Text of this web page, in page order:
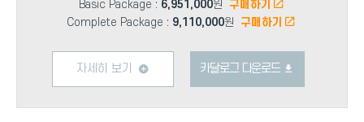
Basic Package : 6,951,000원 구매하기
Complete Package : 9,110,000원 구매하기
자세히 보기 카달로그 다운로드